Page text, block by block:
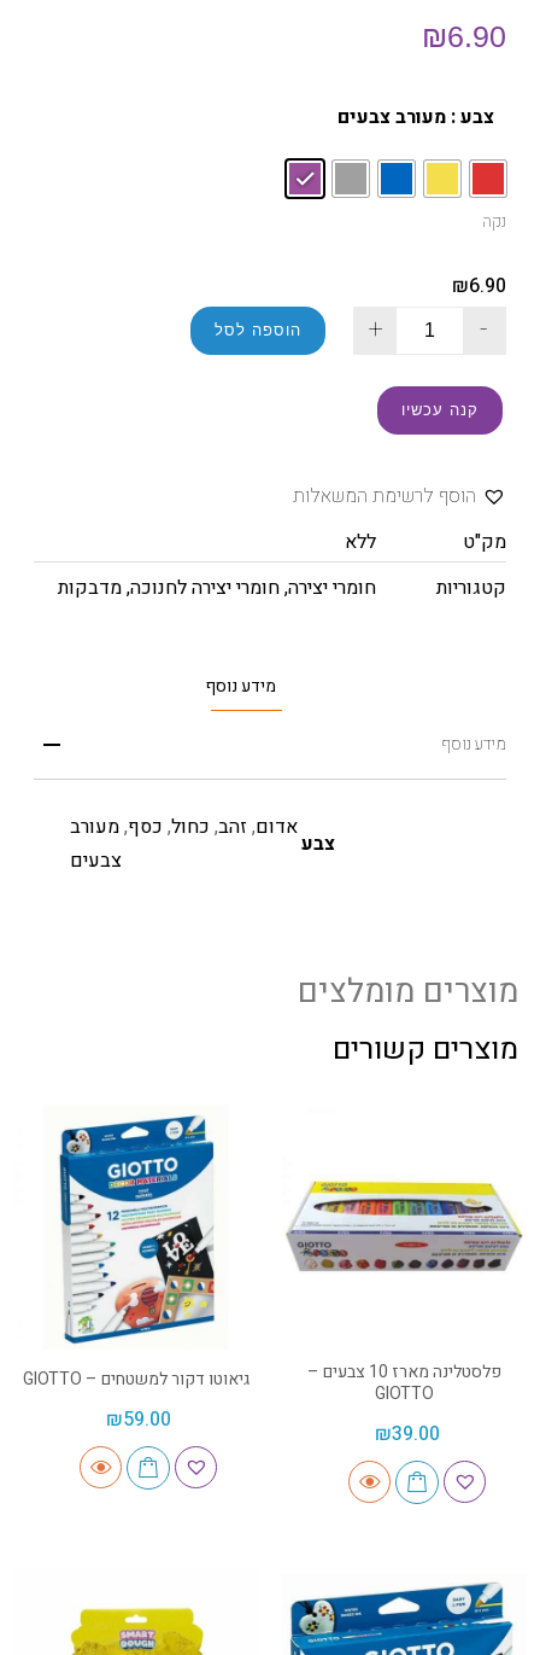
₪6.90
צבע: מעורב צבעים
נקה
₪6.90
-
+ הוספה לסל
קנה עכשיו
הוסף לרשימת המשאלות
מק"ט
ללא
קטגוריות
חומרי יצירה,חומרי יצירה לחנוכה,מדבקות
מידע נוסף
מידע נוסף
צבע
אדום, זהב, כחול, כסף,מעורב
צבעים
מוצרים מומלצים
מוצרים קשורים
פלסטלינה מארז 10 צבעים –
GIOTTO
₪39.00
גיאוטו דקור למשטחים – GIOTTO
₪59.00